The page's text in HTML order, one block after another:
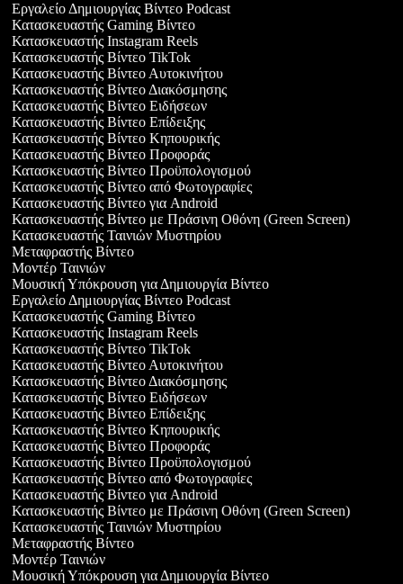
Εργαλείο Δημιουργίας Βίντεο Podcast
Κατασκευαστής Gaming Βίντεο
Κατασκευαστής Instagram Reels
Κατασκευαστής Βίντεο TikTok
Κατασκευαστής Βίντεο Αυτοκινήτου
Κατασκευαστής Βίντεο Διακόσμησης
Κατασκευαστής Βίντεο Ειδήσεων
Κατασκευαστής Βίντεο Επίδειξης
Κατασκευαστής Βίντεο Κηπουρικής
Κατασκευαστής Βίντεο Προφοράς
Κατασκευαστής Βίντεο Προϋπολογισμού
Κατασκευαστής Βίντεο από Φωτογραφίες
Κατασκευαστής Βίντεο για Android
Κατασκευαστής Βίντεο με Πράσινη Οθόνη (Green Screen)
Κατασκευαστής Ταινιών Μυστηρίου
Μεταφραστής Βίντεο
Μοντέρ Ταινιών
Μουσική Υπόκρουση για Δημιουργία Βίντεο
Εργαλείο Δημιουργίας Βίντεο Podcast
Κατασκευαστής Gaming Βίντεο
Κατασκευαστής Instagram Reels
Κατασκευαστής Βίντεο TikTok
Κατασκευαστής Βίντεο Αυτοκινήτου
Κατασκευαστής Βίντεο Διακόσμησης
Κατασκευαστής Βίντεο Ειδήσεων
Κατασκευαστής Βίντεο Επίδειξης
Κατασκευαστής Βίντεο Κηπουρικής
Κατασκευαστής Βίντεο Προφοράς
Κατασκευαστής Βίντεο Προϋπολογισμού
Κατασκευαστής Βίντεο από Φωτογραφίες
Κατασκευαστής Βίντεο για Android
Κατασκευαστής Βίντεο με Πράσινη Οθόνη (Green Screen)
Κατασκευαστής Ταινιών Μυστηρίου
Μεταφραστής Βίντεο
Μοντέρ Ταινιών
Μουσική Υπόκρουση για Δημιουργία Βίντεο